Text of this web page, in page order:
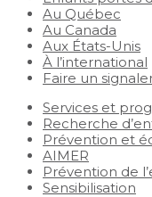
Au Québec
Au Canada
Aux États-Unis
À l’international
Faire un
Services et
Recherche
Prévention et
AIMER
Prévention de
Sensibilisation